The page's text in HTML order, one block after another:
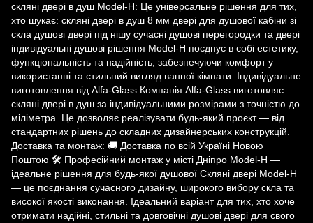
скляні двері в душ Model-H: Це універсальне рішення для тих,
хто шукає: скляні двері в душ 8 мм двері для душової кабіни зі
скла душові двері під нішу сучасні душові перегородки та двері
індивідуальні душові рішення Model-H поєднує в собі естетику,
функціональність та надійність, забезпечуючи комфорт у
використанні та стильний вигляд ванної кімнати. Індивідуальне
виготовлення від Alfa-Glass Компанія Alfa-Glass виготовляє
скляні двері в душ за індивідуальними розмірами з точністю до
міліметра. Це дозволяє реалізувати будь-який проєкт — від
стандартних рішень до складних дизайнерських конструкцій.
Доставка та монтаж: 🚚 Доставка по всій Україні Новою
Поштою 🛠 Професійний монтаж у місті Дніпро Model-H —
ідеальне рішення для будь-якої душової Скляні двері Model-H
— це поєднання сучасного дизайну, широкого вибору скла та
високої якості виконання. Ідеальний варіант для тих, хто хоче
отримати надійні, стильні та довговічні душові двері для свого